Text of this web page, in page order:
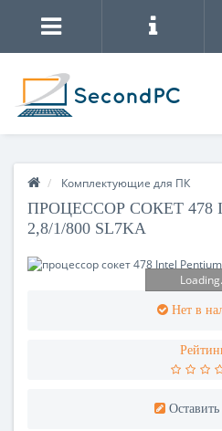
Комплектующие для ПК
ПРОЦЕССОР СОКЕТ 478
2,8/1/800 SL7KA
Нет в